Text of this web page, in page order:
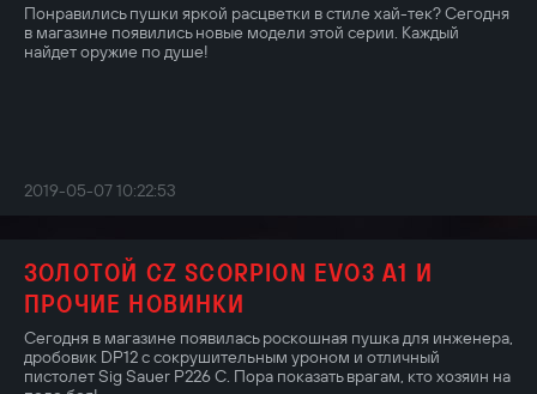
Понравились пушки яркой расцветки в стиле хай-тек? Сегодня
в магазине появились новые модели этой серии. Каждый
найдет оружие по душе!
2019-05-07 10:22:53
ЗОЛОТОЙ CZ SCORPION EVO3 A1 И
ПРОЧИЕ НОВИНКИ
Сегодня в магазине появилась роскошная пушка для инженера,
дробовик DP12 с сокрушительным уроном и отличный
пистолет Sig Sauer P226 C. Пора показать врагам, кто хозяин на